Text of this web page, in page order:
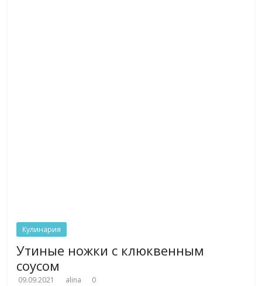
Кулинария
Утиные ножки с клюквенным
соусом
09.09.2021 alina 0